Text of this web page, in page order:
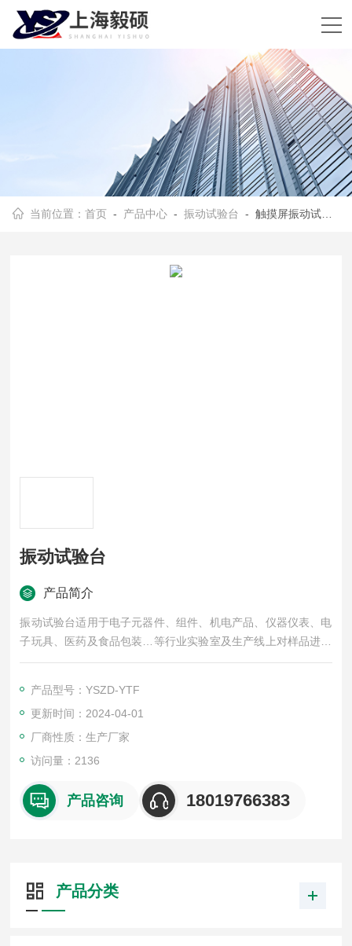
当前位置：首页 - 产品中心 -振动试验台 - 触摸屏振动试验台
振动试验台
产品简介
振动试验台适用于电子元器件、组件、机电产品、仪器仪表、电
子玩具、医药及食品包装…等行业实验室及生产线上对样品进行
低频振动试验。
产品型号：YSZD-YTF
更新时间：2024-04-01
厂商性质：生产厂家
访问量：2136
产品咨询 18019766383
产品分类